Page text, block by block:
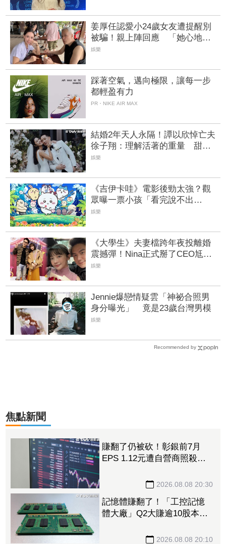
姜厚任認愛小24歲女友遭提醒別
被騙！親上陣回應 「她心地善
良不會辣手摧花」
娛樂
踩著空氣，邁向極限，讓每一步
都輕盈有力
PR・NIKE AIR MAX
結婚2年天人永隔！譚以欣悼亡夫
徐子翔：理解活著的重量 甜蜜
婚紗照引鼻酸
娛樂
《吉伊卡哇》電影後勁太強？觀
眾曝一票小孩「看完說不出
話」 網直呼：變成大人了
娛樂
《大學生》夫妻檔跨年夜投離婚
震撼彈！Nina正式掰了CEO尪、
雙方共同發726字聲明 8年婚姻告
娛樂
Jennie爆戀情疑雲「神祕合照男
身分曝光」 竟是23歲台灣男模
娛樂
Recommended by
焦點新聞
賺翻了仍被砍！彰銀前7月
EPS 1.12元遭自營商照殺
體」營收創高也遭倒2026.08.08 20:30
記憶體賺翻了！「工控記憶
體大廠」Q2大賺逾10股本、
續旺再迎年月雙增2026.08.08 20:10